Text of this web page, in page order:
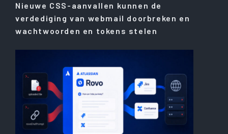
Nieuwe CSS-aanvallen kunnen de
verdediging van webmail doorbreken en
wachtwoorden en tokens stelen